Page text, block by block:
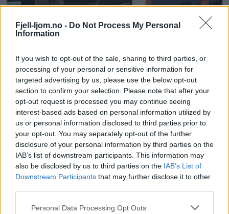
Fjell-ljom.no - Do Not Process My Personal
Information
If you wish to opt-out of the sale, sharing to third parties, or
processing of your personal or sensitive information for
targeted advertising by us, please use the below opt-out
section to confirm your selection. Please note that after your
opt-out request is processed you may continue seeing
interest-based ads based on personal information utilized by
us or personal information disclosed to third parties prior to
your opt-out. You may separately opt-out of the further
disclosure of your personal information by third parties on the
IAB’s list of downstream participants. This information may
also be disclosed by us to third parties on the IAB’s List of
Downstream Participants that may further disclose it to other
Personal Data Processing Opt Outs